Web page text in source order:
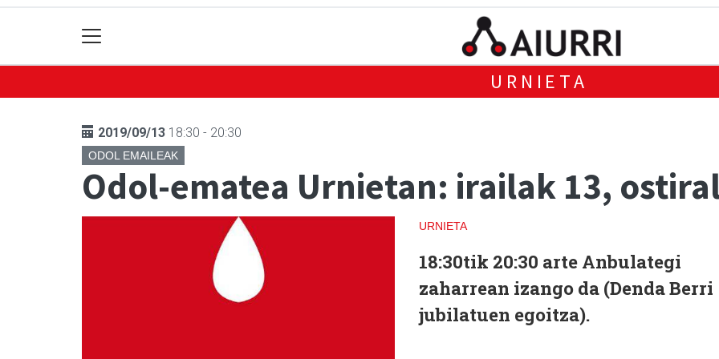
URNIETA
2019/09/13 18:30 - 20:30
ODOL EMAILEAK
Odol-ematea Urnietan: irailak 13,
URNIETA
18:30tik 20:30 arte Anbulategi
zaharrean izango da (Denda Berri
jubilatuen egoitza).